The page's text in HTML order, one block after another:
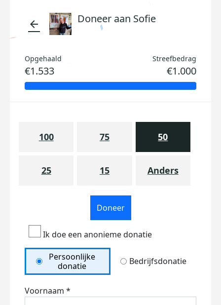
arrow_back Doneer aan Sofie
Opgehaald
€1.533
Streefbedrag
€1.000
100 75 50
25 15 Anders
Doneer
Ik doe een anonieme donatie
Persoonlijke
donatie
Bedrijfsdonatie
Voornaam *